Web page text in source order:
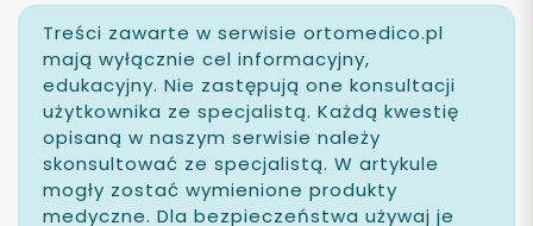
Treści zawarte w serwisie ortomedico.pl
mają wyłącznie cel informacyjny,
edukacyjny. Nie zastępują one konsultacji
użytkownika ze specjalistą. Każdą kwestię
opisaną w naszym serwisie należy
skonsultować ze specjalistą. W artykule
mogły zostać wymienione produkty
medyczne. Dla bezpieczeństwa używaj je